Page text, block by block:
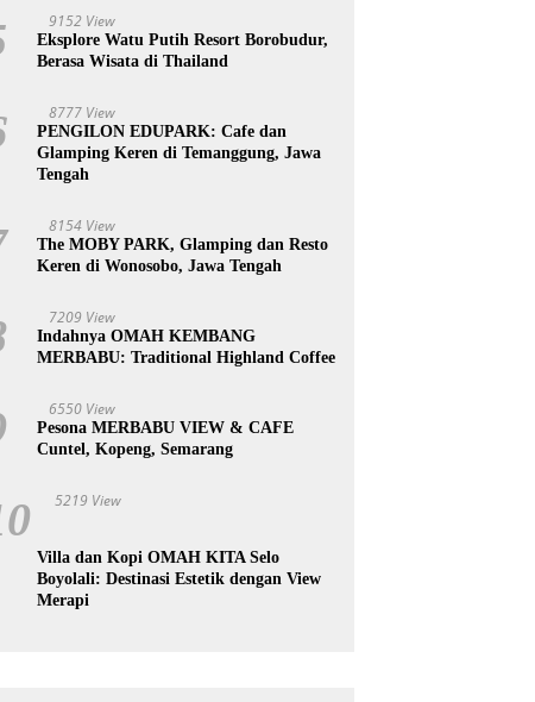
9152 View
Eksplore Watu Putih Resort Borobudur,
Berasa Wisata di Thailand
8777 View
PENGILON EDUPARK: Cafe dan
Glamping Keren di Temanggung, Jawa
Tengah
8154 View
The MOBY PARK, Glamping dan Resto
Keren di Wonosobo, Jawa Tengah
7209 View
Indahnya OMAH KEMBANG
MERBABU: Traditional Highland Coffee
6550 View
Pesona MERBABU VIEW & CAFE
Cuntel, Kopeng, Semarang
5219 View
Villa dan Kopi OMAH KITA Selo
Boyolali: Destinasi Estetik dengan View
Merapi